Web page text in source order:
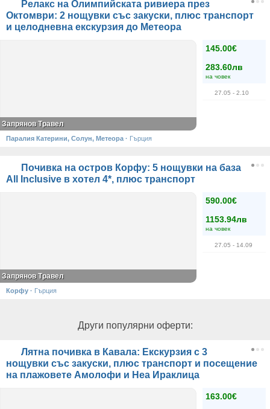
Релакс на Олимпийската ривиера през
Октомври: 2 нощувки със закуски, плюс транспорт
и целодневна екскурзия до Метеора
145.00€
283.60лв
на човек
27.05 - 2.10
Запрянов Травел
Паралия Катерини, Солун, Метеора · Гърция
Почивка на остров Корфу: 5 нощувки на база
All Inclusive в хотел 4*, плюс транспорт
590.00€
1153.94лв
на човек
27.05 - 14.09
Запрянов Травел
Корфу · Гърция
Други популярни оферти:
Лятна почивка в Кавала: Екскурзия с 3
нощувки със закуски, плюс транспорт и посещение
на плажовете Амолофи и Неа Ираклица
163.00€